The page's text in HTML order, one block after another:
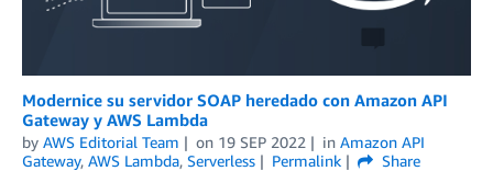
Modernice su servidor SOAP heredado con Amazon API
Gateway y AWS Lambda
by AWS Editorial Team on 19 SEP 2022 in Amazon API
Gateway, AWS Lambda, Serverless Permalink
Share